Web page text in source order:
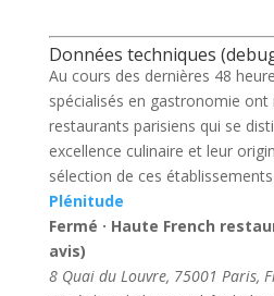
Données techniques
Au cours des dernières 48
spécialisés en gastronomie ont
restaurants parisiens qui se
excellence culinaire et leur
sélection de ces
Plénitude
Fermé · Haute French
avis)
8 Quai du Louvre, 75001 Paris,